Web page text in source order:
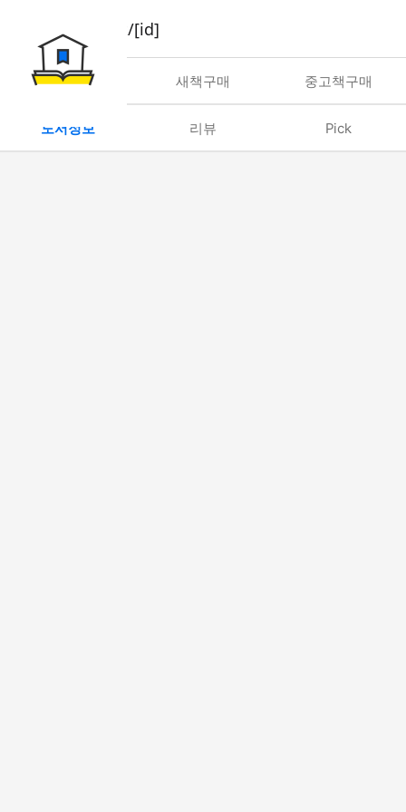
book/rent/[id]
대여 새책구매 중고책구매
도서정보 리뷰 Pick